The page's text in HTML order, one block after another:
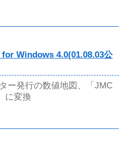
Windows 4.0(01.08.03公
ー発行の数値地図、「JMC
に変換